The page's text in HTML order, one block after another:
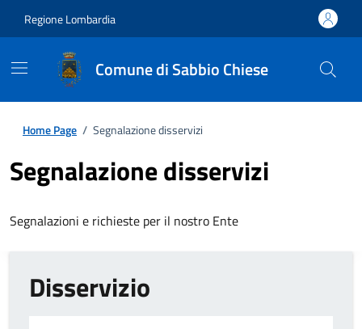
Regione Lombardia
Comune di Sabbio Chiese
Home Page / Segnalazione disservizi
Segnalazione disservizi
Segnalazioni e richieste per il nostro Ente
Disservizio